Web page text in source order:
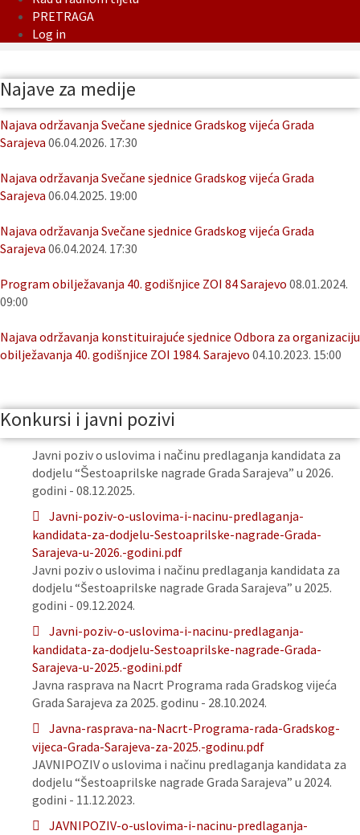
PRETRAGA
Log in
Najave za medije
Najava održavanja Svečane sjednice Gradskog vijeća Grada
Sarajeva 06.04.2026. 17:30
Najava održavanja Svečane sjednice Gradskog vijeća Grada
Sarajeva 06.04.2025. 19:00
Najava održavanja Svečane sjednice Gradskog vijeća Grada
Sarajeva 06.04.2024. 17:30
Program obilježavanja 40. godišnjice ZOI 84 Sarajevo 08.01.2024.
09:00
Najava održavanja konstituirajuće sjednice Odbora za organizaciju
obilježavanja 40. godišnjice ZOI 1984. Sarajevo 04.10.2023. 15:00
Konkursi i javni pozivi
Javni poziv o uslovima i načinu predlaganja kandidata za
dodjelu “Šestoaprilske nagrade Grada Sarajeva” u 2026.
godini - 08.12.2025.
Javni-poziv-o-uslovima-i-nacinu-predlaganja-
kandidata-za-dodjelu-Sestoaprilske-nagrade-Grada-
Sarajeva-u-2026.-godini.pdf
Javni poziv o uslovima i načinu predlaganja kandidata za
dodjelu “Šestoaprilske nagrade Grada Sarajeva” u 2025.
godini - 09.12.2024.
Javni-poziv-o-uslovima-i-nacinu-predlaganja-
kandidata-za-dodjelu-Sestoaprilske-nagrade-Grada-
Sarajeva-u-2025.-godini.pdf
Javna rasprava na Nacrt Programa rada Gradskog vijeća
Grada Sarajeva za 2025. godinu - 28.10.2024.
Javna-rasprava-na-Nacrt-Programa-rada-Gradskog-
vijeca-Grada-Sarajeva-za-2025.-godinu.pdf
JAVNIPOZIV o uslovima i načinu predlaganja kandidata za
dodjelu “Šestoaprilske nagrade Grada Sarajeva” u 2024.
godini - 11.12.2023.
JAVNIPOZIV-o-uslovima-i-nacinu-predlaganja-